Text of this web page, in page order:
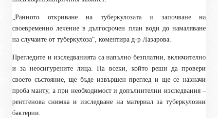
„Ранното откриване на туберкулозата и започване на
своевременно лечение в дългосрочен план води до намаляване
на случаите от туберкулоза“, коментира д-р Лазарова.
Прегледите и изследванията са напълно безплатни, включително
и за неосигурените лица. На всеки, който реши да провери
своето състояние, ще бъде извършен преглед и ще се назначи
проба манту, а при необходимост и допълнителни изследвания –
рентгенова снимка и изследване на материал за туберкулозни
бактерии.